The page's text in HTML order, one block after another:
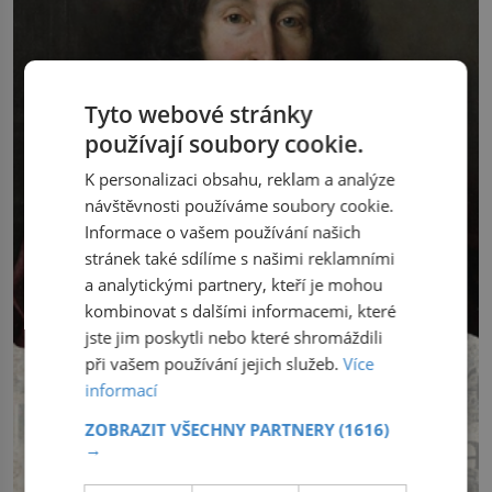
Tyto webové stránky
používají soubory cookie.
K personalizaci obsahu, reklam a analýze
návštěvnosti používáme soubory cookie.
Informace o vašem používání našich
stránek také sdílíme s našimi reklamními
a analytickými partnery, kteří je mohou
kombinovat s dalšími informacemi, které
jste jim poskytli nebo které shromáždili
při vašem používání jejich služeb.Více
informací
ZOBRAZIT VŠECHNY PARTNERY(1616)
→